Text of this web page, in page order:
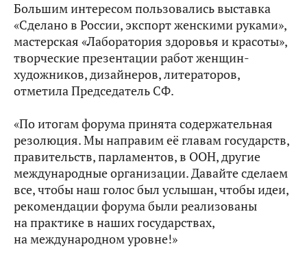
Большим интересом пользовались выставка
«Сделано в России, экспорт женскими руками»,
мастерская «Лаборатория здоровья и красоты»,
творческие презентации работ женщин-
художников, дизайнеров, литераторов,
отметила Председатель СФ.
«По итогам форума принята содержательная
резолюция. Мы направим её главам государств,
правительств, парламентов, в ООН, другие
международные организации. Давайте сделаем
все, чтобы наш голос был услышан, чтобы идеи,
рекомендации форума были реализованы
на практике в наших государствах,
на международном уровне!»